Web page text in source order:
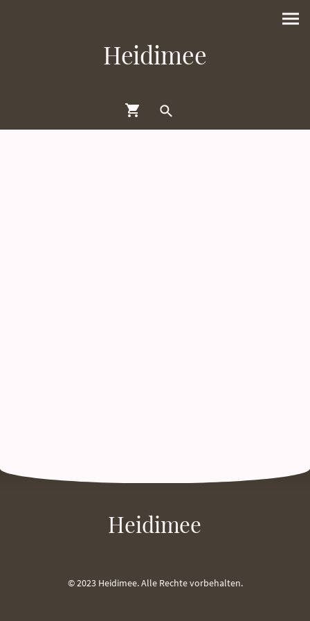
Heidimee
Heidimee
© 2023 Heidimee. Alle Rechte vorbehalten.